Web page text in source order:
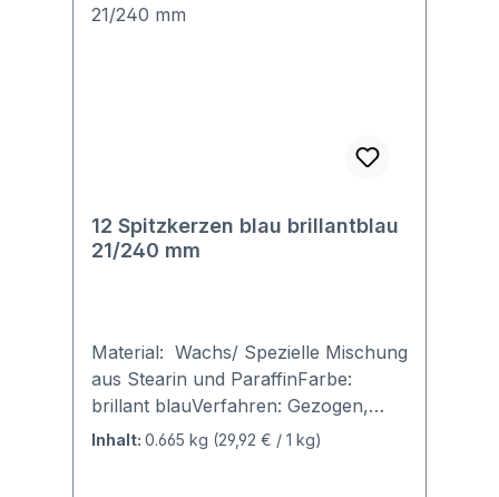
die innen weiß sind und in farbiges
12 Spitzkerzen blau brillantblau
21/240 mm
Material: Wachs/ Spezielle Mischung
aus Stearin und ParaffinFarbe:
brillant blauVerfahren: Gezogen,
getaucht, durchgefärbtGröße:
Inhalt: 0.665 kg (29,92 € / 1 kg)